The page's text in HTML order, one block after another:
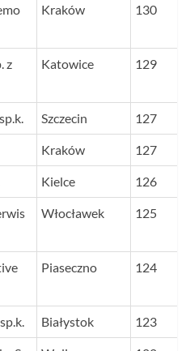
Kraków 130
z
Katowice 129
Szczecin 127
Kraków 127
Kielce 126
Włocławek 125
Piaseczno 124
Białystok 123